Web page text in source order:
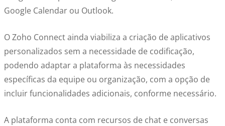
Google Calendar ou Outlook.
O Zoho Connect ainda viabiliza a criação de aplicativos
personalizados sem a necessidade de codificação,
podendo adaptar a plataforma às necessidades
específicas da equipe ou organização, com a opção de
incluir funcionalidades adicionais, conforme necessário.
A plataforma conta com recursos de chat e conversas